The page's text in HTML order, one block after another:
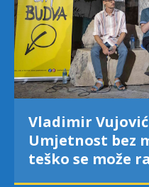
Vladimir
Umjetnost bez
teško se može